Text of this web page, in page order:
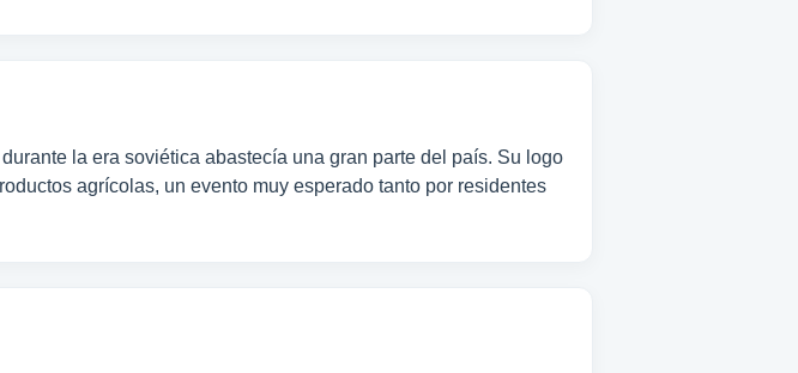
la era soviética abastecía una gran parte del país. Su logo
agrícolas, un evento muy esperado tanto por residentes